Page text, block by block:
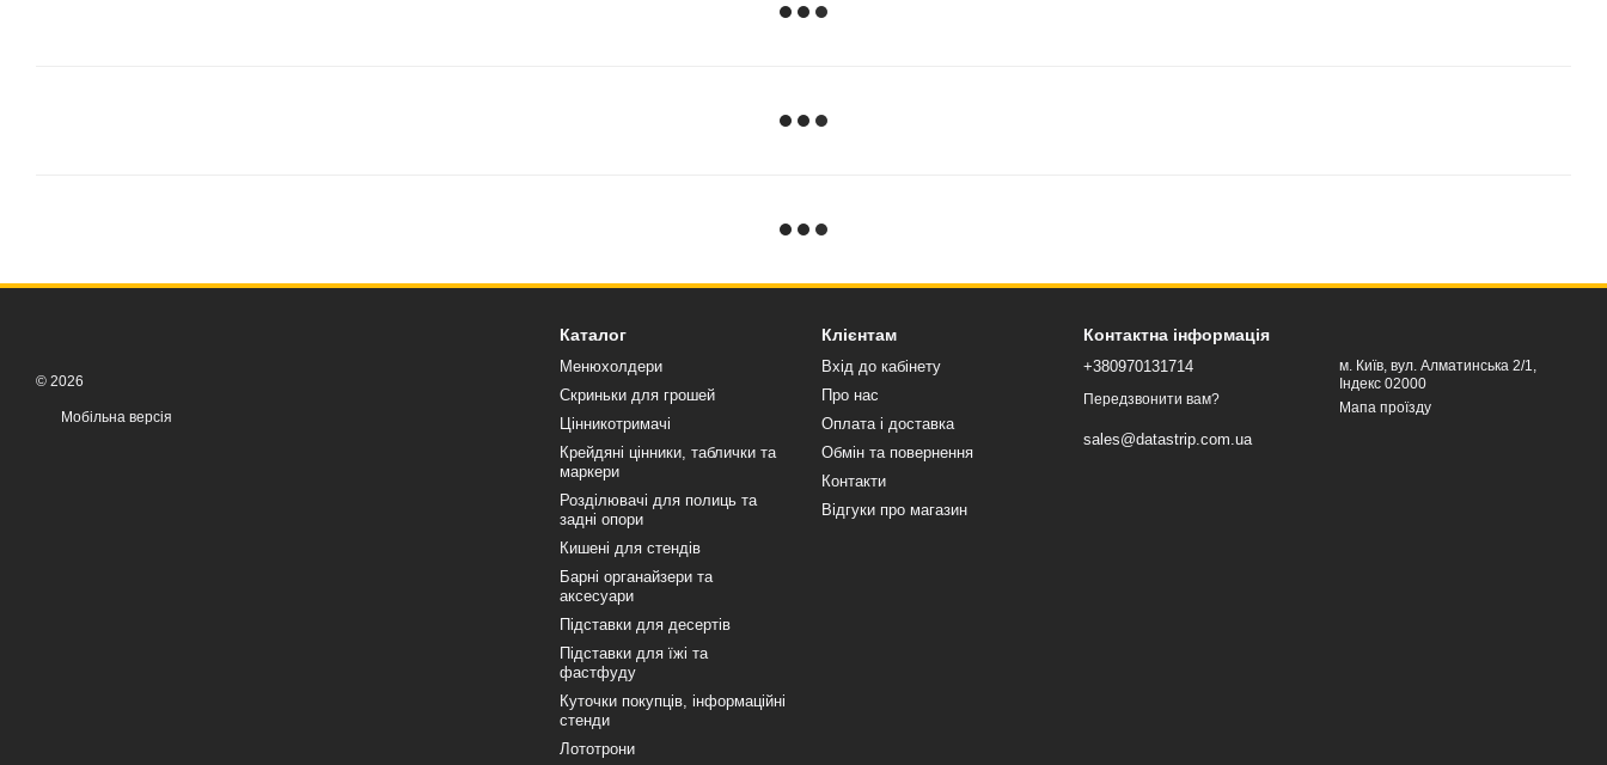
© 2026
Мобільна версія
Каталог
Менюхолдери
Скриньки для грошей
Цінникотримачі
Крейдяні цінники, таблички та
маркери
Розділювачі для полиць та
задні опори
Кишені для стендів
Барні органайзери та
аксесуари
Підставки для десертів
Підставки для їжі та
фастфуду
Куточки покупців, інформаційні
стенди
Лототрони
Клієнтам
Вхід до кабінету
Про нас
Оплата і доставка
Обмін та повернення
Контакти
Відгуки про магазин
Контактна інформація
+380970131714
Передзвонити вам?
sales@datastrip.com.ua
м. Київ, вул. Алматинська 2/1,
Індекс 02000
Мапа проїзду